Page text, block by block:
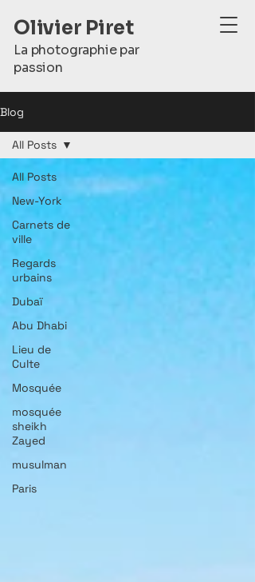
Olivier Piret
La photographie par
passion
Blog
All Posts
New-York
Carnets de
ville
Regards
urbains
Dubaï
Abu Dhabi
Lieu de
Culte
Mosquée
mosquée
sheikh
Zayed
musulman
Paris
All Posts